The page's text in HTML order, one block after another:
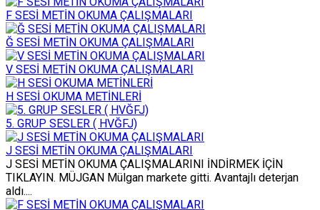
F SESİ METİN OKUMA ÇALIŞMALARI
Ğ SESİ METİN OKUMA ÇALIŞMALARI
V SESİ METİN OKUMA ÇALIŞMALARI
H SESİ OKUMA METİNLERİ
5. GRUP SESLER ( HVĞFJ)
J SESİ METİN OKUMA ÇALIŞMALARI
J SESİ METİN OKUMA ÇALIŞMALARINI İNDİRMEK İÇİN
TIKLAYIN. MÜJGAN Mülgan markete gitti. Avantajlı deterjan
aldı....